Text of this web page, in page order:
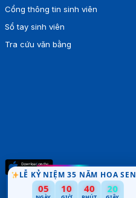
LỄ KỶ NIỆM 35 NĂM HOA SEN
05 10 40 18
Cổng thông tin sinh viên
Sổ tay sinh viên
Tra cứu văn bằng